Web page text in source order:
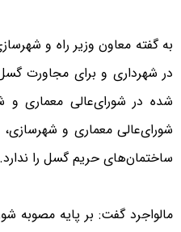
به گفته معاون وزیر راه و
در شهرداری و برای مجاورت
شده در شورای‌عالی معماری
ساختمان‌های حریم گسل را ندارد.
مالواجرد گفت: بر پایه مصوبه